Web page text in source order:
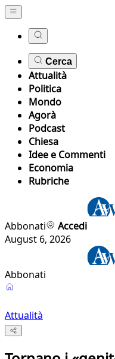
Cerca
Attualità
Politica
Mondo
Agorà
Podcast
Chiesa
Idee e Commenti
Economia
Rubriche
Abbonati
Accedi
August 6, 2026
Abbonati
Attualità